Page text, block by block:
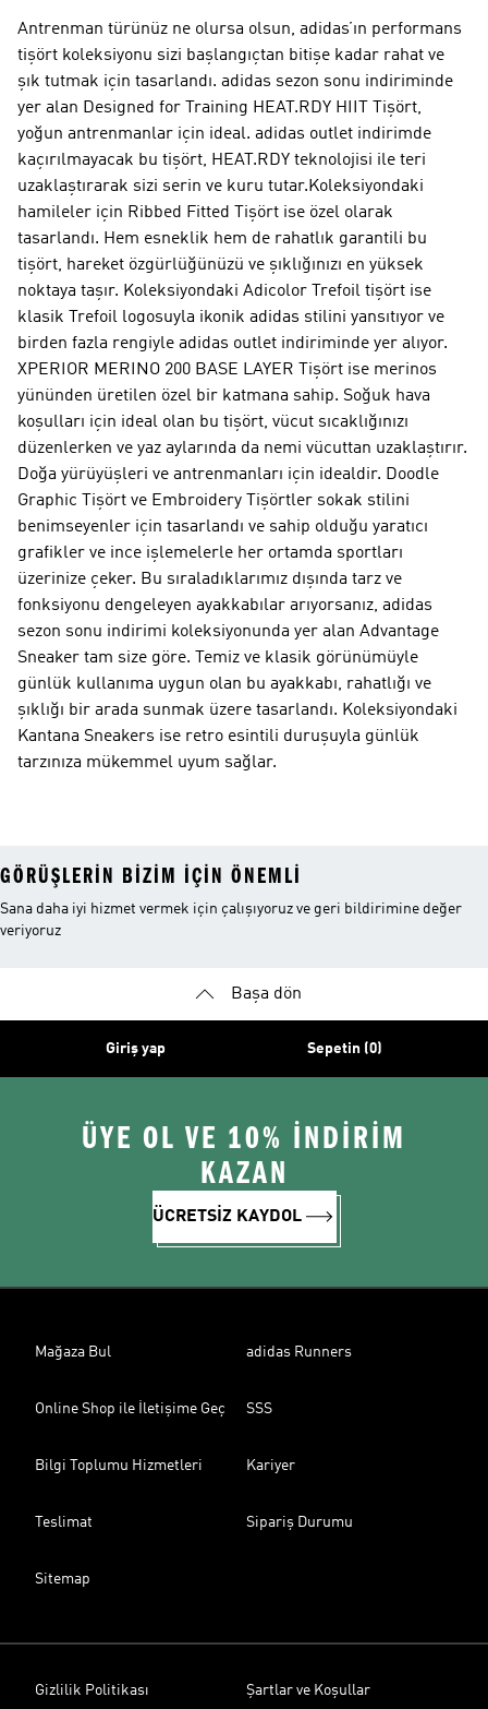
Antrenman türünüz ne olursa olsun, adidas’ın performans
tişört koleksiyonu sizi başlangıçtan bitişe kadar rahat ve
şık tutmak için tasarlandı. adidas sezon sonu indiriminde
yer alan Designed for Training HEAT.RDY HIIT Tişört,
yoğun antrenmanlar için ideal. adidas outlet indirimde
kaçırılmayacak bu tişört, HEAT.RDY teknolojisi ile teri
uzaklaştırarak sizi serin ve kuru tutar.Koleksiyondaki
hamileler için Ribbed Fitted Tişört ise özel olarak
tasarlandı. Hem esneklik hem de rahatlık garantili bu
tişört, hareket özgürlüğünüzü ve şıklığınızı en yüksek
noktaya taşır. Koleksiyondaki Adicolor Trefoil tişört ise
klasik Trefoil logosuyla ikonik adidas stilini yansıtıyor ve
birden fazla rengiyle adidas outlet indiriminde yer alıyor.
XPERIOR MERINO 200 BASE LAYER Tişört ise merinos
yününden üretilen özel bir katmana sahip. Soğuk hava
koşulları için ideal olan bu tişört, vücut sıcaklığınızı
düzenlerken ve yaz aylarında da nemi vücuttan uzaklaştırır.
Doğa yürüyüşleri ve antrenmanları için idealdir. Doodle
Graphic Tişört ve Embroidery Tişörtler sokak stilini
benimseyenler için tasarlandı ve sahip olduğu yaratıcı
grafikler ve ince işlemelerle her ortamda sportları
üzerinize çeker. Bu sıraladıklarımız dışında tarz ve
fonksiyonu dengeleyen ayakkabılar arıyorsanız, adidas
sezon sonu indirimi koleksiyonunda yer alan Advantage
Sneaker tam size göre. Temiz ve klasik görünümüyle
günlük kullanıma uygun olan bu ayakkabı, rahatlığı ve
şıklığı bir arada sunmak üzere tasarlandı. Koleksiyondaki
Kantana Sneakers ise retro esintili duruşuyla günlük
tarzınıza mükemmel uyum sağlar.
GÖRÜŞLERIN BIZIM IÇIN ÖNEMLI
Sana daha iyi hizmet vermek için çalışıyoruz ve geri bildirimine değer
veriyoruz
Başa dön
Giriş yap Sepetin (0)
ÜYE OL VE 10% İNDİRİM
KAZAN
ÜCRETSİZ KAYDOL
Mağaza Bul adidas Runners
Online Shop ile İletişime Geç SSS
Bilgi Toplumu Hizmetleri Kariyer
Teslimat Sipariş Durumu
Sitemap
Gizlilik Politikası Şartlar ve Koşullar